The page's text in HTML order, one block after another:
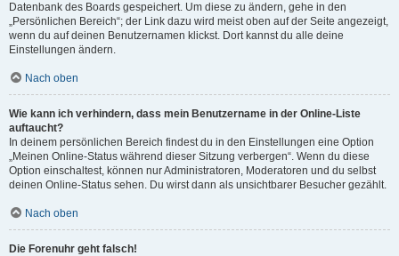
Datenbank des Boards gespeichert. Um diese zu ändern, gehe in den
„Persönlichen Bereich“; der Link dazu wird meist oben auf der Seite angezeigt,
wenn du auf deinen Benutzernamen klickst. Dort kannst du alle deine
Einstellungen ändern.
Nach oben
Wie kann ich verhindern, dass mein Benutzername in der Online-Liste
auftaucht?
In deinem persönlichen Bereich findest du in den Einstellungen eine Option
„Meinen Online-Status während dieser Sitzung verbergen“. Wenn du diese
Option einschaltest, können nur Administratoren, Moderatoren und du selbst
deinen Online-Status sehen. Du wirst dann als unsichtbarer Besucher gezählt.
Nach oben
Die Forenuhr geht falsch!